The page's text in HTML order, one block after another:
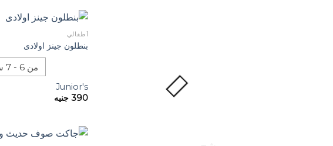
أطفالي
بنطلون جينز اولادى
من 6 - 7 سنة
Junior's
390 جنيه